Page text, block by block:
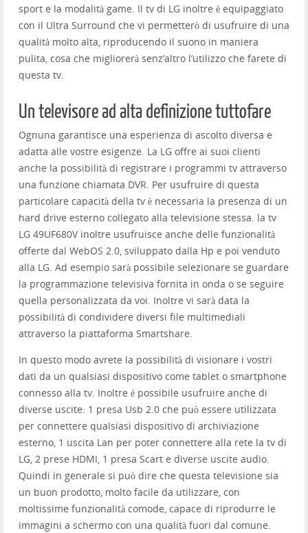
sport e la modalità game. Il tv di LG inoltre è equipaggiato
con il Ultra Surround che vi permetterò di usufruire di una
qualità molto alta, riproducendo il suono in maniera
pulita, cosa che migliorerà senz’altro l’utilizzo che farete di
questa tv.
Un televisore ad alta definizione tuttofare
Ognuna garantisce una esperienza di ascolto diversa e
adatta alle vostre esigenze. La LG offre ai suoi clienti
anche la possibilità di registrare i programmi tv attraverso
una funzione chiamata DVR. Per usufruire di questa
particolare capacità della tv è necessaria la presenza di un
hard drive esterno collegato alla televisione stessa. la tv
LG 49UF680V inoltre usufruisce anche delle funzionalità
offerte dal WebOS 2.0, sviluppato dalla Hp e poi venduto
alla LG. Ad esempio sarà possibile selezionare se guardare
la programmazione televisiva fornita in onda o se seguire
quella personalizzata da voi. Inoltre vi sarà data la
possibilità di condividere diversi file multimediali
attraverso la piattaforma Smartshare.
In questo modo avrete la possibilità di visionare i vostri
dati da un qualsiasi dispositivo come tablet o smartphone
connesso alla tv. Inoltre è possibile usufruire anche di
diverse uscite. 1 presa Usb 2.0 che può essere utilizzata
per connettere qualsiasi dispositivo di archiviazione
esterno, 1 uscita Lan per poter connettere alla rete la tv di
LG, 2 prese HDMI, 1 presa Scart e diverse uscite audio.
Quindi in generale si può dire che questa televisione sia
un buon prodotto, molto facile da utilizzare, con
moltissime funzionalità comode, capace di riprodurre le
immagini a schermo con una qualità fuori dal comune.